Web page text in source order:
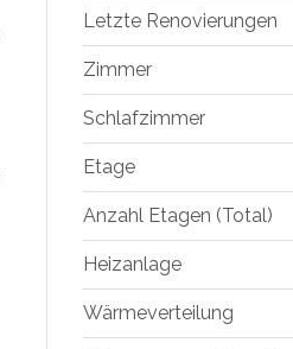
Letzte Renovierungen
Zimmer
Schlafzimmer
Etage
Anzahl Etagen (Total)
Heizanlage
Wärmeverteilung